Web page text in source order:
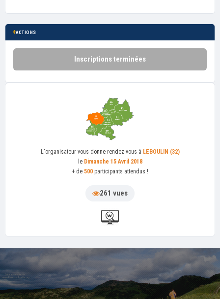
ACTIONS
Inscriptions terminées
L'organisateur vous donne rendez-vous à LEBOULIN (32)
le Dimanche 15 Avril 2018
+ de 500 participants attendus !
261 vues